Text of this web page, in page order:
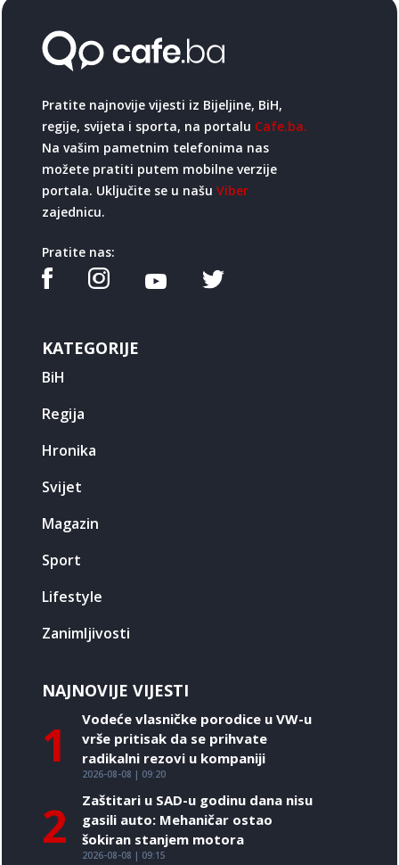
Pratite najnovije vijesti iz Bijeljine, BiH,
regije, svijeta i sporta, na portalu Cafe.ba.
Na vašim pametnim telefonima nas
možete pratiti putem mobilne verzije
portala. Uključite se u našu Viber
zajednicu.
Pratite nas:
KATEGORIJE
BiH
Regija
Hronika
Svijet
Magazin
Sport
Lifestyle
Zanimljivosti
NAJNOVIJE VIJESTI
1
Vodeće vlasničke porodice u VW-u
vrše pritisak da se prihvate
radikalni rezovi u kompaniji
2026-08-08 | 09:20
2
Zaštitari u SAD-u godinu dana nisu
gasili auto: Mehaničar ostao
šokiran stanjem motora
2026-08-08 | 09:15